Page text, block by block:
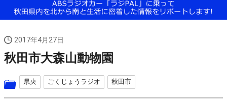
2017年4月27日
秋田市大森山動物園
県央 ごくじょうラジオ 秋田市